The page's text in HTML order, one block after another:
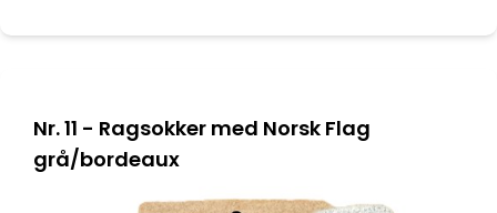
Nr. 11 - Ragsokker med Norsk Flag
grå/bordeaux